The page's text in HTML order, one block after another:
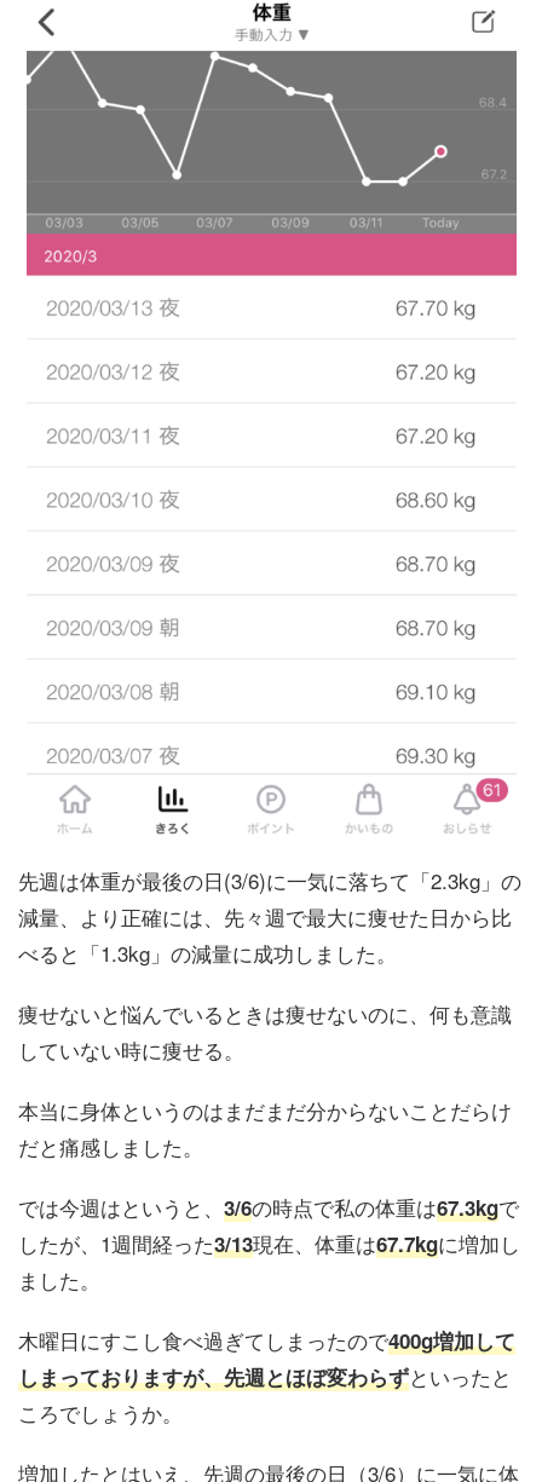
先週は体重が最後の日(3/6)に一気に落ちて「2.3kg」の
減量、より正確には、先々週で最大に痩せた日から比
べると「1.3kg」の減量に成功しました。
痩せないと悩んでいるときは痩せないのに、何も意識
していない時に痩せる。
本当に身体というのはまだまだ分からないことだらけ
だと痛感しました。
では今週はというと、 3/6の時点で私の体重は67.3kgで
したが、1週間経った3/13現在、体重は67.7kgに増加し
ました。
木曜日にすこし食べ過ぎてしまったので400g増加して
しまっておりますが、先週とほぼ変わらずといったと
ころでしょうか。
増加したとはいえ、先週の最後の日（3/6）に一気に体